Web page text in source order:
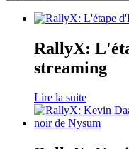
RallyX:
streaming
Lire la suite